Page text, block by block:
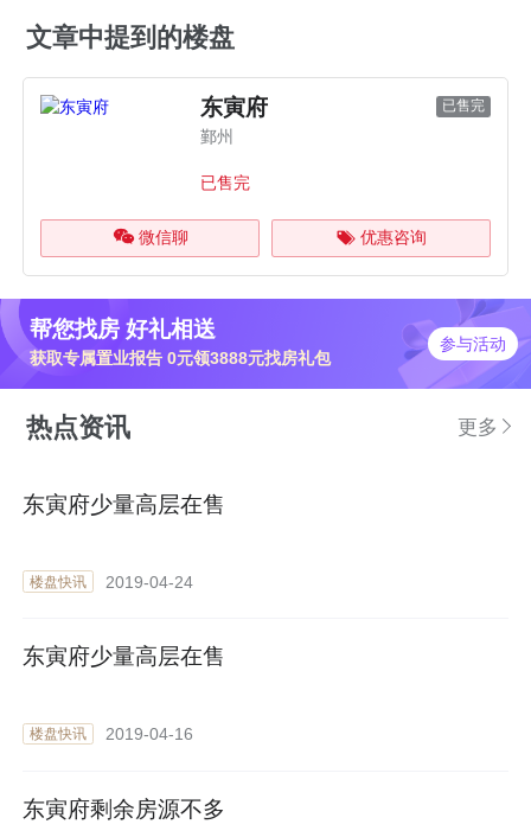
文章中提到的楼盘
东寅府 已售完
鄞州
已售完
微信聊 优惠咨询
帮您找房 好礼相送
获取专属置业报告 0元领3888元找房礼包
参与活动
热点资讯 更多
东寅府少量高层在售
楼盘快讯 2019-04-24
东寅府少量高层在售
楼盘快讯 2019-04-16
东寅府剩余房源不多